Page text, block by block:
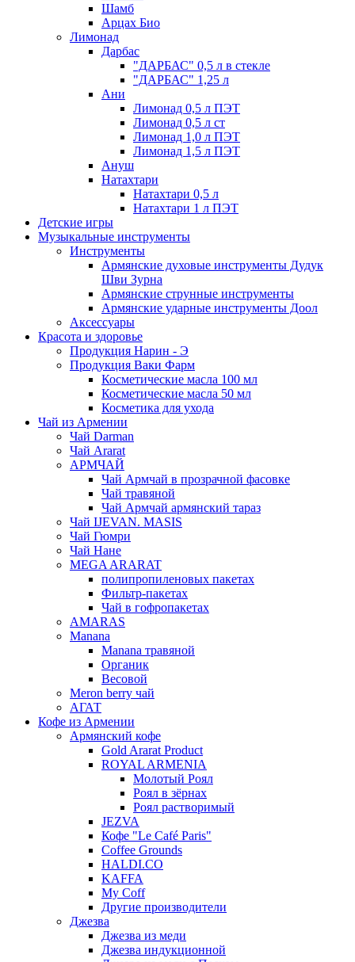
Шамб
Арцах Био
Лимонад
Дарбас
"ДАРБАС" 0,5 л в стекле
"ДАРБАС" 1,25 л
Ани
Лимонад 0,5 л ПЭТ
Лимонад 0,5 л ст
Лимонад 1,0 л ПЭТ
Лимонад 1,5 л ПЭТ
Ануш
Натахтари
Натахтари 0,5 л
Натахтари 1 л ПЭТ
Детские игры
Музыкальные инструменты
Инструменты
Армянские духовые инструменты Дудук
Шви Зурна
Армянские струнные инструменты
Армянские ударные инструменты Доол
Аксессуары
Красота и здоровье
Продукция Нарин - Э
Продукция Ваки Фарм
Косметические масла 100 мл
Косметические масла 50 мл
Косметика для ухода
Чай из Армении
Чай Darman
Чай Ararat
АРМЧАЙ
Чай Армчай в прозрачной фасовке
Чай травяной
Чай Армчай армянский тараз
Чай IJEVAN. MASIS
Чай Гюмри
Чай Нане
MEGA ARARAT
полипропиленовых пакетах
Фильтр-пакетах
Чай в гофропакетах
AMARAS
Manana
Manana травяной
Органик
Весовой
Meron berry чай
АГАТ
Кофе из Армении
Армянский кофе
Gold Ararat Product
ROYAL ARMENIA
Молотый Роял
Роял в зёрнах
Роял растворимый
JEZVA
Кофе "Le Café Paris"
Coffee Grounds
HALDI.CO
KAFFA
My Coff
Другие производители
Джезва
Джезва из меди
Джезва индукционной